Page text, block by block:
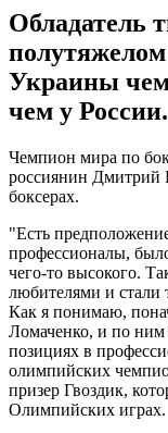
Обладатель
Украины
чем у России.
Чемпион мира по
россиянин Дмитрий
боксерах.
"Есть
профессионалы,
чего-то высокого.
любителями и
Как я понимаю,
Ломаченко, и по ним
позициях в
олимпийских
призер Гвоздик,
Олимпийских играх.